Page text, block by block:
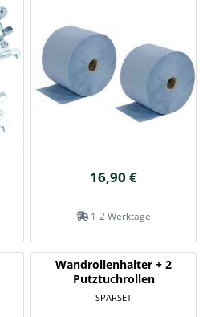
16,90 €
1-2 Werktage
Wandrollenhalter + 2
Putztuchrollen
SPARSET